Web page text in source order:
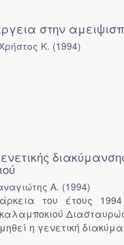
στην
Κ. (1994)
Α. (1994)
του έτους
καλαμποκιού
η γενετική